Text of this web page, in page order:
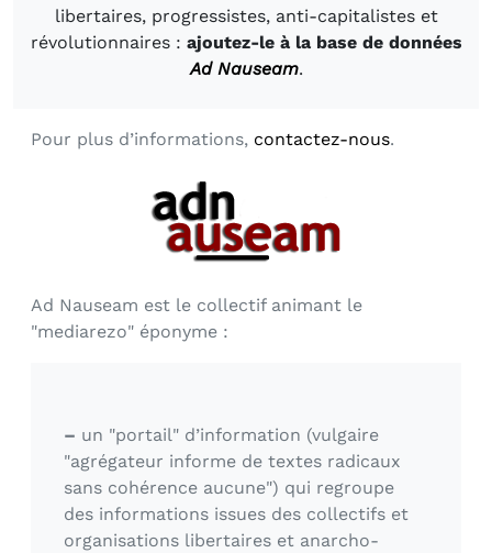
libertaires, progressistes, anti-capitalistes et
révolutionnaires : ajoutez-le à la base de données
Ad Nauseam.
Pour plus d’informations, contactez-nous.
Ad Nauseam est le collectif animant le
"mediarezo" éponyme :
– un "portail" d’information (vulgaire
"agrégateur informe de textes radicaux
sans cohérence aucune") qui regroupe
des informations issues des collectifs et
organisations libertaires et anarcho-